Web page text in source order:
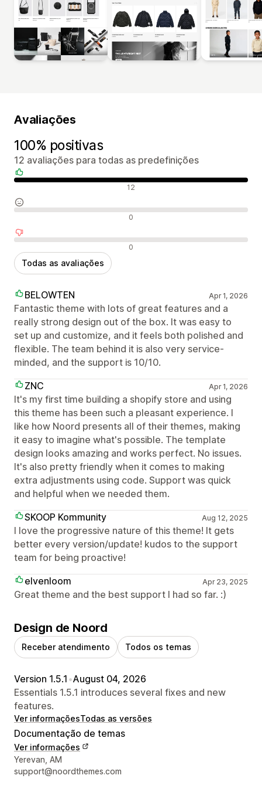
Avaliações
100% positivas
12 avaliações para todas as predefinições
Avaliações positivas 12
Avaliações neutras 0
Avaliações negativas 0
Todas as avaliações
BELOWTEN Apr 1, 2026
Fantastic theme with lots of great features and a
really strong design out of the box. It was easy to
set up and customize, and it feels both polished and
flexible. The team behind it is also very service-
minded, and the support is 10/10.
ZNC
Apr 1, 2026
It's my first time building a shopify store and using
this theme has been such a pleasant experience. I
like how Noord presents all of their themes, making
it easy to imagine what's possible. The template
design looks amazing and works perfect. No issues.
It's also pretty friendly when it comes to making
extra adjustments using code. Support was quick
and helpful when we needed them.
SKOOP Kommunity
Aug 12, 2025
I love the progressive nature of this theme! It gets
better every version/update! kudos to the support
team for being proactive!
elvenloom
Apr 23, 2025
Great theme and the best support I had so far. :)
Design de Noord
Receber atendimento Todos os temas
Version 1.5.1 •August 04, 2026
Essentials 1.5.1 introduces several fixes and new
features.
Ver informaçõesTodas as versões
Documentação de temas
Ver informações
Informações de contato do designer
Yerevan, AM
support@noordthemes.com